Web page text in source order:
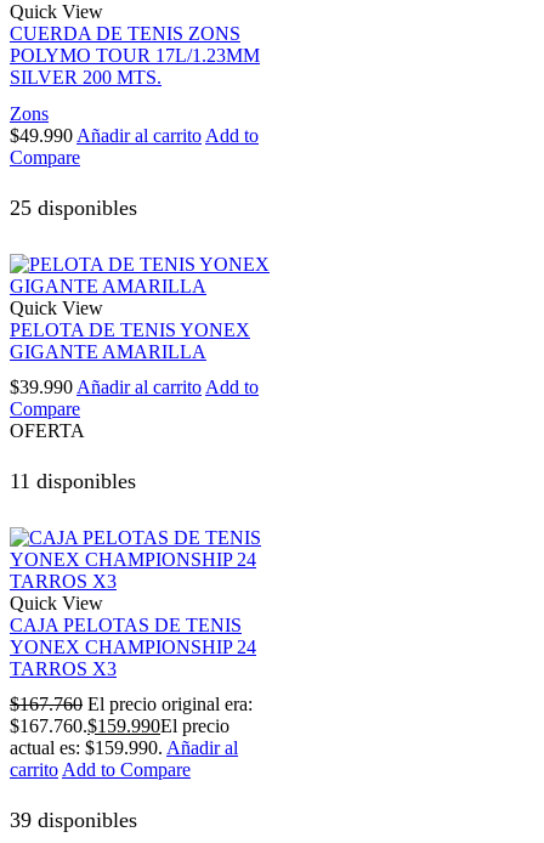
Quick View
CUERDA DE TENIS ZONS
POLYMO TOUR 17L/1.23MM
SILVER 200 MTS.
Zons
$49.990 Añadir al carrito Add to
Compare
25 disponibles
Quick View
PELOTA DE TENIS YONEX
GIGANTE AMARILLA
$39.990 Añadir al carrito Add to
Compare
OFERTA
11 disponibles
Quick View
CAJA PELOTAS DE TENIS
YONEX CHAMPIONSHIP 24
TARROS X3
$167.760 El precio original era:
$167.760.$159.990El precio
actual es: $159.990. Añadir al
carrito Add to Compare
39 disponibles